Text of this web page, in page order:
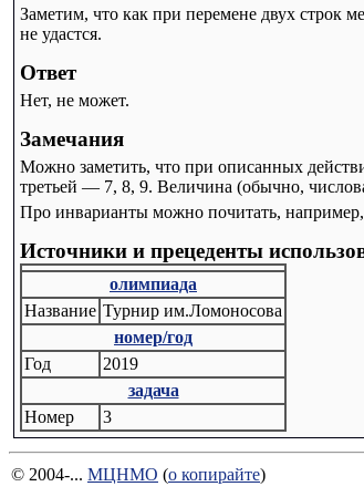
Заметим, что как при перемене двух строк
не удастся.
Ответ
Нет, не может.
Замечания
Можно заметить, что при описанных
третьей — 7, 8, 9. Величина (обычно,
Про инварианты можно почитать,
Источники и прецеденты
олимпиада
Название Турнир им.Ломоносова
номер/год
Год
2019
задача
Номер
3
© 2004-... МЦНМО (о копирайте)